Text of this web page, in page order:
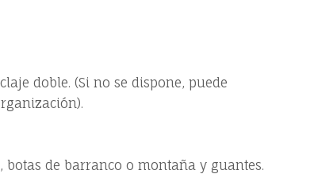
doble. (Si no se dispone, puede
de barranco o montaña y guantes.